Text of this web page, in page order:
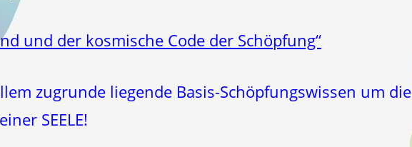
und der kosmische Code der Schöpfung“
zugrunde liegende Basis-Schöpfungswissen um
SEELE!